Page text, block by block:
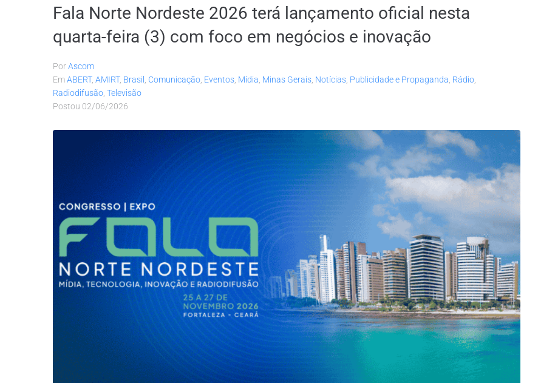
Fala Norte Nordeste 2026 terá lançamento oficial nesta
quarta-feira (3) com foco em negócios e inovação
PorAscom
EmABERT, AMIRT, Brasil Comunicação Eventos Mídia Minas Gerais Notícias Publicidade e Propaganda Rádio
Radiodifusão Televisão
Postou 02/06/2026